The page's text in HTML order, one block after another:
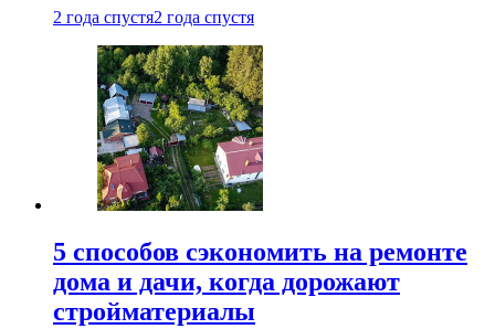
2 года спустя2 года спустя
5 способов сэкономить на ремонте
дома и дачи, когда дорожают
стройматериалы